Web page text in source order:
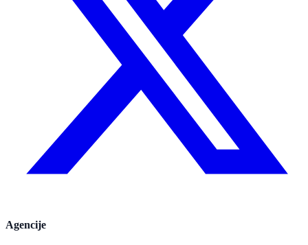
Agencije